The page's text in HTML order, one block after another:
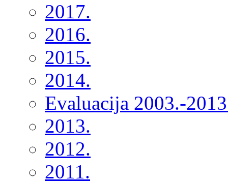
2017.
2016.
2015.
2014.
Evaluacija 2003.-
2013.
2012.
2011.